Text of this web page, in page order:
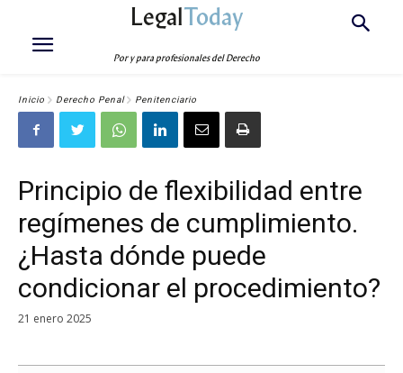
LegalToday
Por y para profesionales del Derecho
Inicio Derecho Penal Penitenciario
Principio de flexibilidad entre
regímenes de cumplimiento.
¿Hasta dónde puede
condicionar el procedimiento?
21 enero 2025